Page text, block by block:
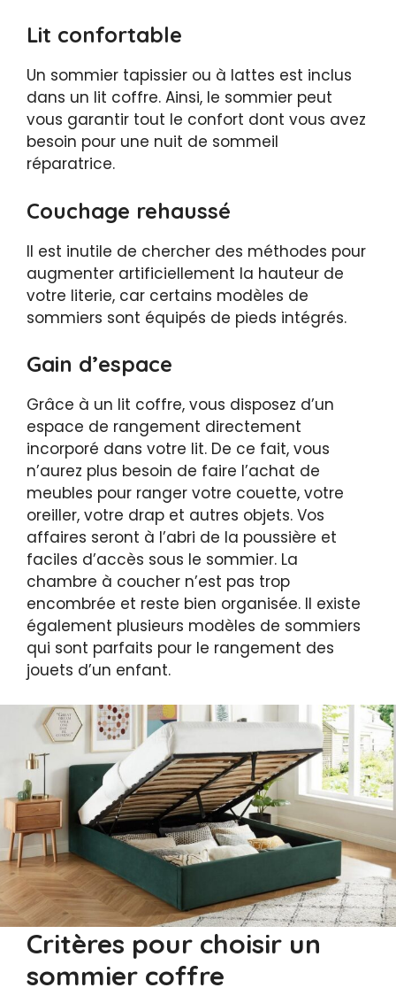
Lit confortable
Un sommier tapissier ou à lattes est inclus
dans un lit coffre. Ainsi, le sommier peut
vous garantir tout le confort dont vous avez
besoin pour une nuit de sommeil
réparatrice.
Couchage rehaussé
Il est inutile de chercher des méthodes pour
augmenter artificiellement la hauteur de
votre literie, car certains modèles de
sommiers sont équipés de pieds intégrés.
Gain d’espace
Grâce à un lit coffre, vous disposez d’un
espace de rangement directement
incorporé dans votre lit. De ce fait, vous
n’aurez plus besoin de faire l’achat de
meubles pour ranger votre couette, votre
oreiller, votre drap et autres objets. Vos
affaires seront à l’abri de la poussière et
faciles d’accès sous le sommier. La
chambre à coucher n’est pas trop
encombrée et reste bien organisée. Il existe
également plusieurs modèles de sommiers
qui sont parfaits pour le rangement des
jouets d’un enfant.
Critères pour choisir un
sommier coffre